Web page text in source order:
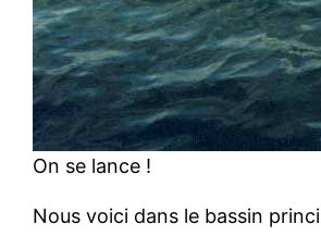
On se lance !
Nous voici dans le bassin